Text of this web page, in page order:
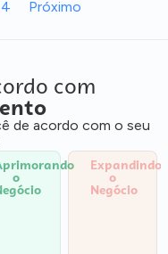
4 Próximo
com
de acordo com o seu
o
Expandindo
o
Negócio